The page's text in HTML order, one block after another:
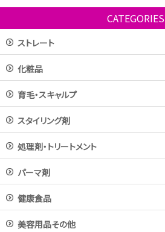
CATEGORIES
ストレート
化粧品
育毛・スキャルプ
スタイリング剤
処理剤・トリートメント
パーマ剤
健康食品
美容用品その他